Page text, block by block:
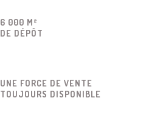
6 000 M²
DE DÉPÔT
UNE FORCE DE VENTE
TOUJOURS DISPONIBLE